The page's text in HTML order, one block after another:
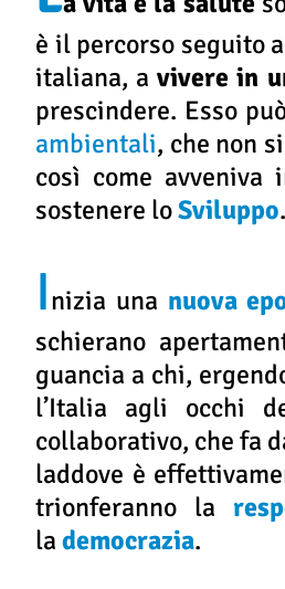
è il percorso seguito
italiana, avivere in
prescindere. Esso
ambientali, che non
così come
sostenere loSviluppo.
Inizia una nuova
schierano
guancia a chi,
l’Italia agli occhi
collaborativo, che fa
laddove è
trionferanno la
la democrazia.